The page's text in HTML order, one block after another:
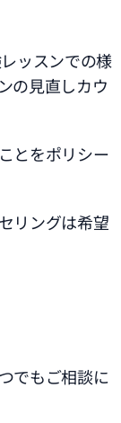
ッスンでの様
の見直しカウ
とをポリシー
リングは希望
でもご相談に